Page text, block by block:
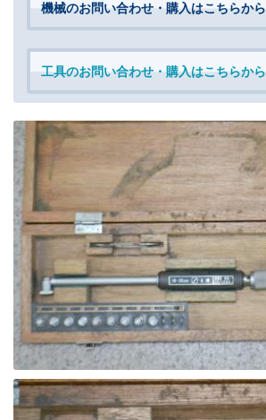
機械のお問い合わせ・購入はこちらから
工具のお問い合わせ・購入はこちらから